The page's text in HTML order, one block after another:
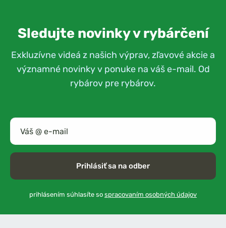
Sledujte novinky v rybárčení
Exkluzívne videá z našich výprav, zľavové akcie a
významné novinky v ponuke na váš e-mail. Od
rybárov pre rybárov.
Prihlásiť sa na odber
prihlásením súhlasíte so spracovaním osobných údajov